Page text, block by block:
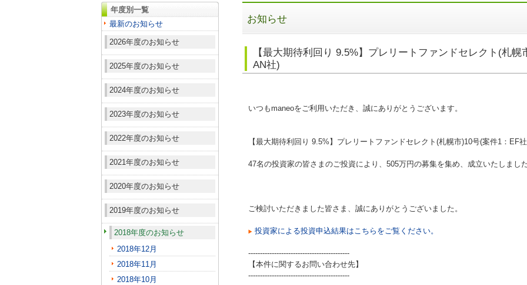
年度別一覧
最新のお知らせ
2026年度のお知らせ
2025年度のお知らせ
2024年度のお知らせ
2023年度のお知らせ
2022年度のお知らせ
2021年度のお知らせ
2020年度のお知らせ
2019年度のお知らせ
2018年度のお知らせ
2018年12月
2018年11月
2018年10月
お知らせ
【最大期待利回り 9.5%】プレリートファンドセレクト(札
AN社)
いつもmaneoをご利用いただき、誠にありがとうございます。
【最大期待利回り 9.5%】プレリートファンドセレクト(札幌市)10号(案件1：EF
47名の投資家の皆さまのご投資により、505万円の募集を集め、成立いたしまし
ご検討いただきました皆さま、誠にありがとうございました。
投資家による投資申込結果はこちらをご覧ください。
-------------------------------------------
【本件に関するお問い合わせ先】
-------------------------------------------